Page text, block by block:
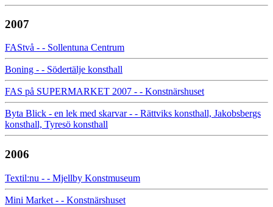
2007
FAStvå - - Sollentuna Centrum
Boning - - Södertälje konsthall
FAS på SUPERMARKET 2007 - - Konstnärshuset
Byta Blick - en lek med skarvar - - Rättviks konsthall, Jakobsbergs
konsthall, Tyresö konsthall
2006
Textil:nu - - Mjellby Konstmuseum
Mini Market - - Konstnärshuset